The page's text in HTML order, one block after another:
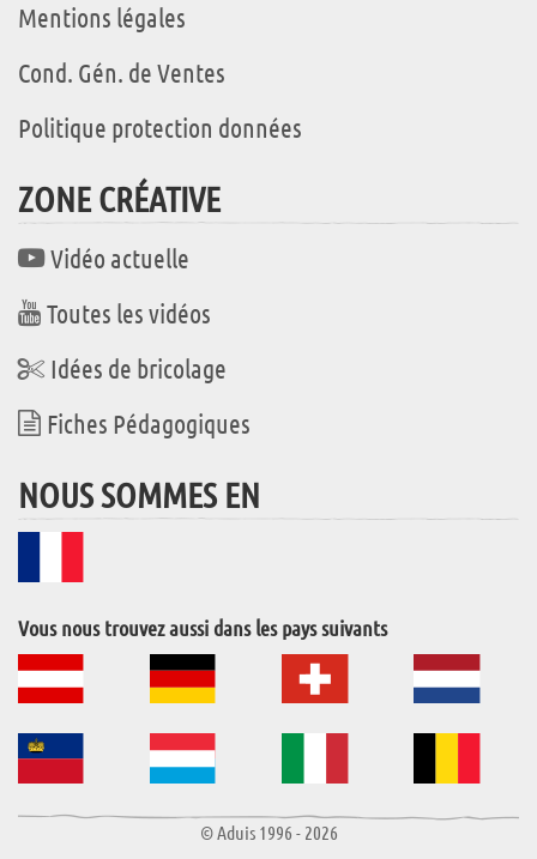
Mentions légales
Cond. Gén. de Ventes
Politique protection données
ZONE CRÉATIVE
Vidéo actuelle
Toutes les vidéos
Idées de bricolage
Fiches Pédagogiques
NOUS SOMMES EN
Vous nous trouvez aussi dans les pays suivants
© Aduis 1996 - 2026